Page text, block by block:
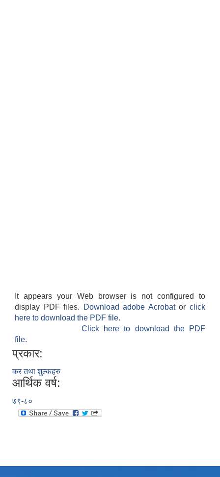
It appears your Web browser is not configured to
display PDF files.
Download adobe Acrobatorclick
here to download the PDF file.
Click here to download the PDF
file.
प्रकार:
कर तथा शुल्कहरु
आर्थिक वर्ष:
७९-८०